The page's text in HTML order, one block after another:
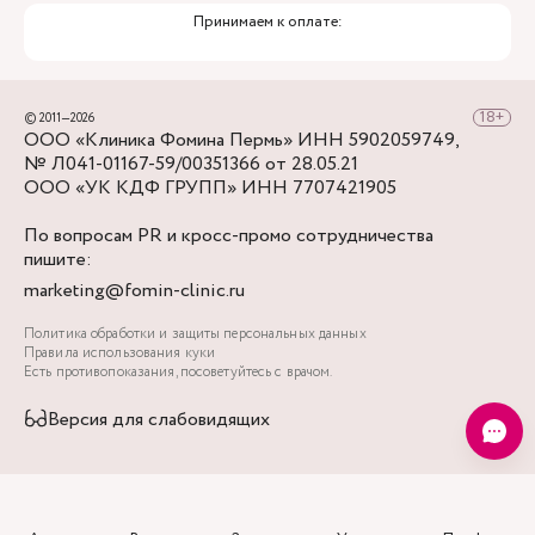
Принимаем к оплате:
© 2011—2026
ООО «Клиника Фомина Пермь» ИНН 5902059749,
№ Л041-01167-59/00351366 от 28.05.21
ООО «УК КДФ ГРУПП» ИНН 7707421905
По вопросам PR и кросс-промо сотрудничества
пишите:
marketing@fomin-clinic.ru
Политика обработки и защиты персональных данных
Правила использования куки
Есть противопоказания, посоветуйтесь с врачом.
Версия для слабовидящих